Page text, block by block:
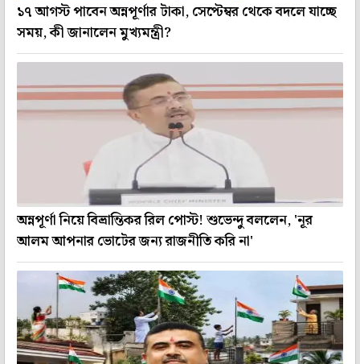
১৭ আগস্ট পাবেন অন্নপূর্ণার টাকা, সেপ্টেম্বর থেকে বদলে যাচ্ছে
সময়, কী জানালেন মুখ্যমন্ত্রী?
অন্নপূর্ণা নিয়ে বিভ্রান্তিকর রিল পোস্ট! শুভেন্দু বললেন, 'নূর
আলম আপনার ভোটের জন্য রাজনীতি করি না'